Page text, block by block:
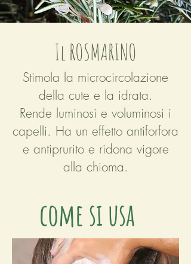
Il ROSMARINO
Stimola la microcircolazione
della cute e la idrata.
Rende luminosi e voluminosi i
capelli. Ha un effetto antiforfora
e antiprurito e ridona vigore
alla chioma.
come si usa